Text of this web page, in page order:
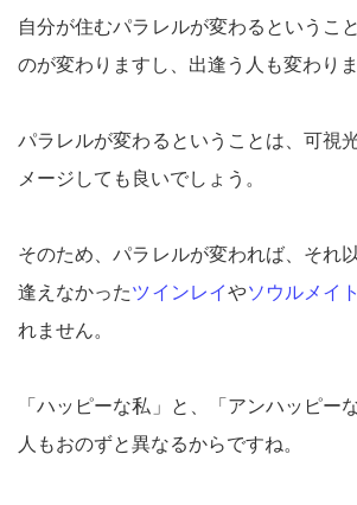
自分が住むパラレルが変わるというこ
のが変わりますし、出逢う人も変わりま
パラレルが変わるということは、可視
メージしても良いでしょう。
そのため、パラレルが変われば、それ
逢えなかったツインレイやソウルメイト
れません。
「ハッピーな私」と、「アンハッピー
人もおのずと異なるからですね。